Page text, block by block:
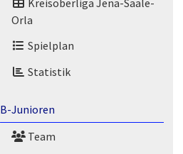
Orla
Spielplan
Statistik
B-Junioren
Team